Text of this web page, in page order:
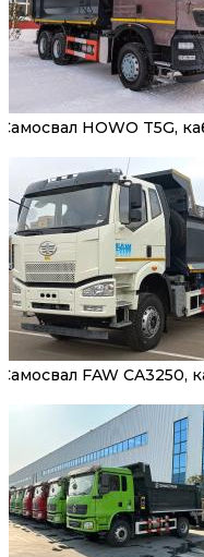
Самосвал HOWO T5G,
Самосвал FAW CA3250,